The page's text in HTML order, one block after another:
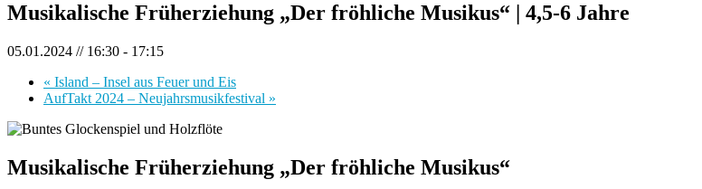
Musikalische Früherziehung „Der fröhliche Musikus“ | 4,5-6 Jahre
05.01.2024 // 16:30 - 17:15
« Island – Insel aus Feuer und Eis
AufTakt 2024 – Neujahrsmusikfestival »
Musikalische Früherziehung „Der fröhliche Musikus“